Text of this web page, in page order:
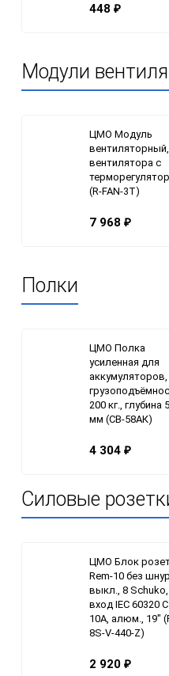
448 ₽
Модули
ЦМО Модуль
вентилятора с
(R-FAN-3T)
7 968 ₽
Полки
ЦМО Полка
усиленная для
аккумуляторов,
200 кг., глубина
мм (СВ-58АК)
4 304 ₽
Силовые
ЦМО Блок
Rem-10 без
выкл., 8 Schuko,
вход IEC 60320
10A, алюм., 19"
8S-V-440-Z)
2 920 ₽